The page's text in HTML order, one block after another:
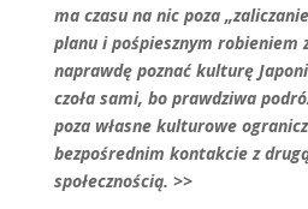
ma czasu na nic poza
planu i pośpiesznym robieniem
naprawdę poznać kulturę
czoła sami, bo prawdziwa
poza własne kulturowe
bezpośrednim kontakcie z
społecznością. >>